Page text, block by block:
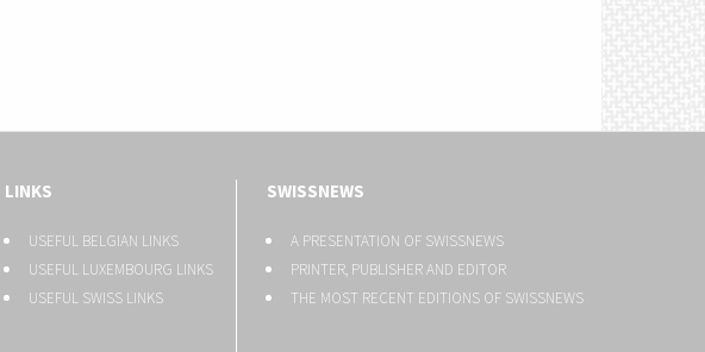
LINKS
USEFUL BELGIAN LINKS
USEFUL LUXEMBOURG LINKS
USEFUL SWISS LINKS
SWISSNEWS
A PRESENTATION OF SWISSNEWS
PRINTER, PUBLISHER AND EDITOR
THE MOST RECENT EDITIONS OF SWISSNEWS